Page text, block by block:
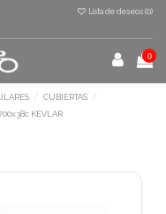
Lista de deseos (0)
0
CUBIERTAS
KEVLAR